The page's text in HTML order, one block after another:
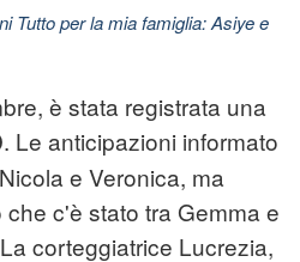
Tutto per la mia famiglia: Asiye e
è stata registrata una
. Le anticipazioni informato
e Veronica, ma
c'è stato tra Gemma e
corteggiatrice Lucrezia,